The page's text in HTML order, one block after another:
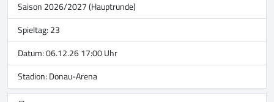
Saison 2026/2027 (Hauptrunde)
Spieltag: 23
Datum: 06.12.26 17:00 Uhr
Stadion:Donau-Arena